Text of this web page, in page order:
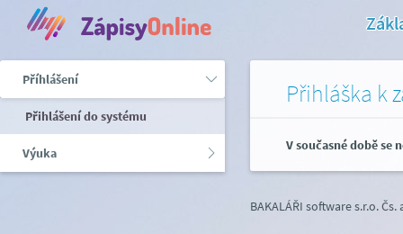
Příhlášení
Přihlášení do systému
Výuka
Přihláška k
V současné době se
BAKALÁŘI software s.r.o.Čs.